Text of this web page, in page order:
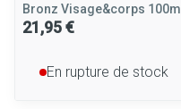
Bronz Visage&corps 100ml
21,95 €
En rupture de stock